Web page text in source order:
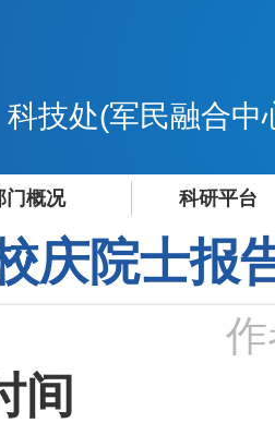
科技处(军民融合中
门概况 科研平台
庆院士报
间